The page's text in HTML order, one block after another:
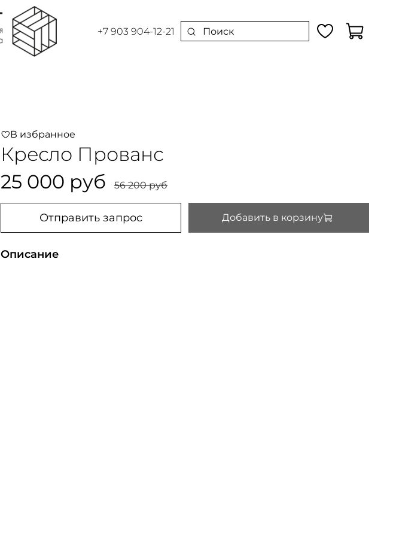
+7 903 904-12-21
В избранное
Кресло Прованс
25 000 руб
56 200 руб
Отправить запрос Добавить в корзину
Описание